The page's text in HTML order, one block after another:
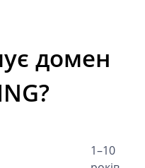
домен
1–10